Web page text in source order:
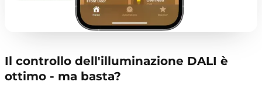
Il controllo dell'illuminazione DALI è
ottimo - ma basta?